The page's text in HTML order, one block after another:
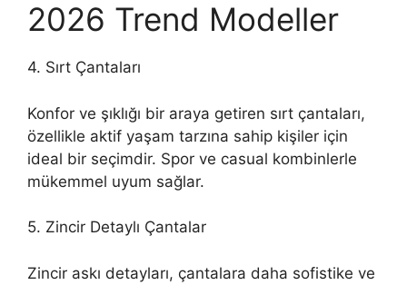
2026 Trend Modeller
4. Sırt Çantaları
Konfor ve şıklığı bir araya getiren sırt çantaları,
özellikle aktif yaşam tarzına sahip kişiler için
ideal bir seçimdir. Spor ve casual kombinlerle
mükemmel uyum sağlar.
5. Zincir Detaylı Çantalar
Zincir askı detayları, çantalara daha sofistike ve